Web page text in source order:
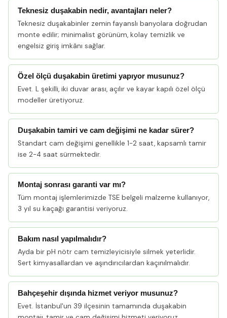
Teknesiz duşakabin nedir, avantajları neler?
Teknesiz duşakabinler zemin fayanslı banyolara doğrudan
monte edilir; minimalist görünüm, kolay temizlik ve
engelsiz giriş imkânı sağlar.
Özel ölçü duşakabin üretimi yapıyor musunuz?
Evet. L şekilli, iki duvar arası, açılır ve kayar kapılı özel ölçü
modeller üretiyoruz.
Duşakabin tamiri ve cam değişimi ne kadar sürer?
Standart cam değişimi genellikle 1-2 saat, kapsamlı tamir
ise 2-4 saat sürmektedir.
Montaj sonrası garanti var mı?
Tüm montaj işlemlerimizde TSE belgeli malzeme kullanıyor,
3 yıl su kaçağı garantisi veriyoruz.
Bakım nasıl yapılmalıdır?
Ayda bir pH nötr cam temizleyicisiyle silmek yeterlidir.
Sert kimyasallardan ve aşındırıcılardan kaçınılmalıdır.
Bahçeşehir dışında hizmet veriyor musunuz?
Evet. İstanbul'un 39 ilçesinin tamamında duşakabin